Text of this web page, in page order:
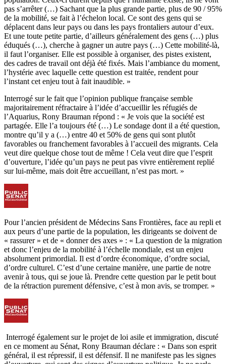
pas s’arrêter (…) Sachant que la plus grande partie, plus de 90 / 95%
de la mobilité, se fait à l’échelon local. Ce sont des gens qui se
déplacent dans leur pays ou dans les pays frontaliers autour d’eux.
Et une toute petite partie, d’ailleurs généralement des gens (…) plus
éduqués (…), cherche à gagner un autre pays (…) Cette mobilité-là,
il faut l’organiser. Elle est possible à organiser, des pistes existent,
des cadres de travail ont déjà été fixés. Mais l’ambiance du moment,
l’hystérie avec laquelle cette question est traitée, rendent pour
l’instant cet enjeu tout à fait inaudible. »
Interrogé sur le fait que l’opinion publique française semble
majoritairement réfractaire à l’idée d’accueillir les réfugiés de
l’Aquarius, Rony Brauman répond : « Je vois que la société est
partagée. Elle l’a toujours été (…) Le sondage dont il a été question,
montre qu’il y a (…) entre 40 et 50% de gens qui sont plutôt
favorables ou franchement favorables à l’accueil des migrants. Cela
veut dire quelque chose tout de même ! Cela veut dire que l’esprit
d’ouverture, l’idée qu’un pays ne peut pas vivre entièrement replié
sur lui-même, mais doit être accueillant, n’est pas mort. »
Pour l’ancien président de Médecins Sans Frontières, face au repli et
aux peurs d’une partie de la population, les dirigeants se doivent de
« rassurer » et de « donner des axes » : « La question de la migration
et donc l’enjeu de la mobilité à l’échelle mondiale, est un enjeu
absolument primordial. Il est d’ordre économique, d’ordre social,
d’ordre culturel. C’est d’une certaine manière, une partie de notre
avenir à tous, qui se joue là. Prendre cette question par le petit bout
de la rétraction purement défensive, c’est à mon avis, se tromper. »
Interrogé également sur le projet de loi asile et immigration, discuté
en ce moment au Sénat, Rony Brauman déclare : « Dans son esprit
général, il est répressif, il est défensif. Il ne manifeste pas les signes